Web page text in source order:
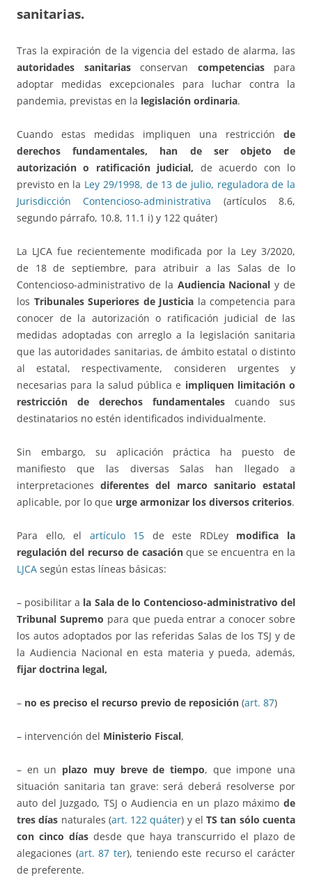
sanitarias.
Tras la expiración de la vigencia del estado de alarma, las
autoridades sanitariasconservan competenciaspara
adoptar medidas excepcionales para luchar contra la
pandemia, previstas en la legislación ordinaria.
Cuando estas medidas impliquen una restricción de
derechos fundamentales, han de ser objeto de
autorización o ratificación judicial, de acuerdo con lo
previsto en la Ley 29/1998, de 13 de julio, reguladora de la
Jurisdicción Contencioso-administrativa (artículos 8.6,
segundo párrafo, 10.8, 11.1 i) y 122 quáter)
La LJCA fue recientemente modificada por la Ley 3/2020,
de 18 de septiembre, para atribuir a las Salas de lo
Contencioso-administrativo de la Audiencia Nacional y de
los Tribunales Superiores de Justicia la competencia para
conocer de la autorización o ratificación judicial de las
medidas adoptadas con arreglo a la legislación sanitaria
que las autoridades sanitarias, de ámbito estatal o distinto
al estatal, respectivamente, consideren urgentes y
necesarias para la salud pública e impliquen limitación o
restricción de derechos fundamentales cuando sus
destinatarios no estén identificados individualmente.
Sin embargo, su aplicación práctica ha puesto de
manifiesto que las diversas Salas han llegado a
interpretacionesdiferentes del marco sanitario estatal
aplicable, por lo que urge armonizar los diversos criterios.
Para ello, el artículo 15 de este RDLey modifica
la
regulación del recurso de casaciónque se encuentra en la
LJCA según estas líneas básicas:
– posibilitar a la Sala de lo Contencioso-administrativo del
Tribunal Supremo para que pueda entrar a conocer sobre
los autos adoptados por las referidas Salas de los TSJ y de
la Audiencia Nacional en esta materia y pueda, además,
fijar doctrina legal,
– no es preciso el recurso previo de reposición (art. 87)
– intervención del Ministerio Fiscal,
– en un plazo muy breve de tiempo, que impone una
situación sanitaria tan grave: será deberá resolverse por
auto del Juzgado, TSJ o Audiencia en un plazo máximo de
tres días naturales (art. 122 quáter) y elTS tan sólo cuenta
con cinco días desde que haya transcurrido el plazo de
alegaciones (art. 87 ter), teniendo este recurso el carácter
de preferente.